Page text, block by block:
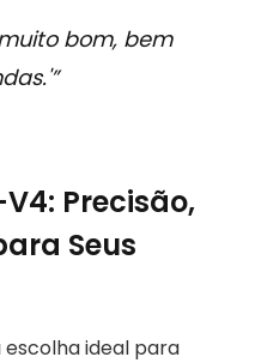
muito bom, bem
Precisão,
Seus
escolha ideal para